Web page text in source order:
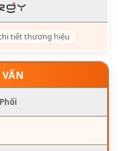
tiết thương hiệu